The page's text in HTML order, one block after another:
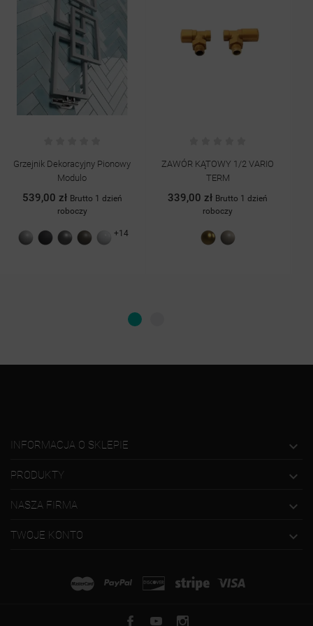
Grzejnik Dekoracyjny Pionowy
Modulo
539,00 zł Brutto 1 dzień
roboczy
Szary
struktura
GrafitAntracyt
struktura
Quartz
II
Biały
połysk
+14
ZAWÓR KĄTOWY 1/2 VARIO
TERM
339,00 zł Brutto 1 dzień
roboczy
Crown
gold
Piaskowy
struktura
INFORMACJA O SKLEPIE 
PRODUKTY 
NASZA FIRMA 
TWOJE KONTO 